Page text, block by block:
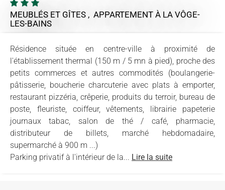
MEUBLÉS ET GÎTES , APPARTEMENT À LA VÔGE-
LES-BAINS
Résidence située en centre-ville à proximité de
l'établissement thermal (150 m / 5 mn à pied), proche des
petits commerces et autres commodités (boulangerie-
pâtisserie, boucherie charcuterie avec plats à emporter,
restaurant pizzéria, crêperie, produits du terroir, bureau de
poste, fleuriste, coiffeur, vêtements, librairie papeterie
journaux tabac, salon de thé / café, pharmacie,
distributeur de billets, marché hebdomadaire,
supermarché à 900 m ...)
Parking privatif à l'intérieur de la... Lire la suite